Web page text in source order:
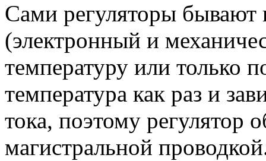
Сами регуляторы бывают
(электронный и
температуру или только
температура как раз и
тока, поэтому регулятор
магистральной